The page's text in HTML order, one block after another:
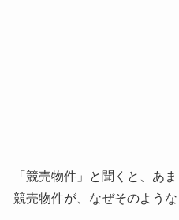
「競売物件」と聞くと、あ
競売物件が、なぜそのよう